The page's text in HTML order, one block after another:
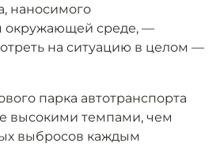
наносимого
окружающей среде, —
на ситуацию в целом —
парка автотранспорта
высокими темпами, чем
выбросов каждым